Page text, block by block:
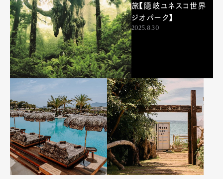
旅【隠岐ユネスコ世界
ジオパーク】
2025.8.30